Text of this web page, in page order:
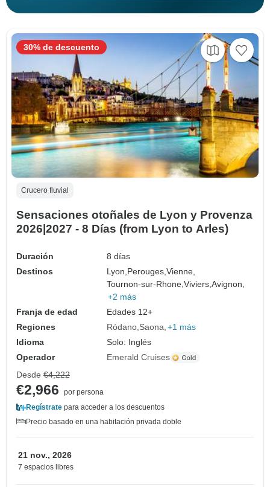
Crucero fluvial
Sensaciones otoñales de Lyon y Provenza
2026|2027 - 8 Días (from Lyon to Arles)
Duración
8 días
Destinos
Lyon,Perouges,Vienne,
Tournon-sur-Rhone,Viviers,Avignon,
+2 más
Franja de edad
Edades 12+
Regiones
Ródano Saona +1 más
Idioma
Solo: Inglés
Operador
Emerald Cruises
30% de descuento
Desde €4,222
€2,966
por persona
Regístrate para acceder a los descuentos
Precio basado en una habitación privada doble
21 nov., 2026
7 espacios libres